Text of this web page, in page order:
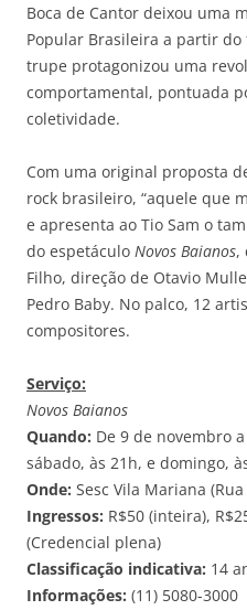
Boca de Cantor deixou uma
Popular Brasileira a partir do
trupe protagonizou uma
comportamental, pontuada
coletividade.
Com uma original proposta
rock brasileiro, “aquele que
e apresenta ao Tio Sam o
do espetáculo Novos Baianos,
Filho, direção de Otavio
Pedro Baby. No palco, 12
compositores.
Serviço:
Novos Baianos
Quando: De 9 de novembro
sábado, às 21h, e domingo,
Onde: Sesc Vila Mariana
Ingressos: R$50 (inteira),
(Credencial plena)
Classificação indicativa: 14
Informações: (11) 5080-3000